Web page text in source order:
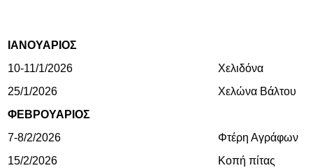
ΙΑΝΟΥΑΡΙΟΣ
10-11/1/2026
Χελιδόνα
25/1/2026
Χελώνα Βάλτου
ΦΕΒΡΟΥΑΡΙΟΣ
7-8/2/2026
Φτέρη Αγράφων
15/2/2026
Κοπή πίτας